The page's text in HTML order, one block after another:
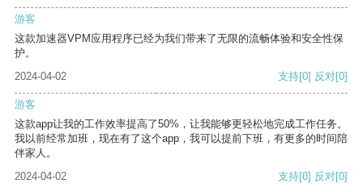
游客
这款加速器VPM应用程序已经为我们带来了无限的流畅体验和安全性保
护。
2024-04-02
支持[0] 反对[0]
游客
这款app让我的工作效率提高了50%，让我能够更轻松地完成工作任务。
我以前经常加班，现在有了这个app，我可以提前下班，有更多的时间陪
伴家人。
2024-04-02
支持[0] 反对[0]